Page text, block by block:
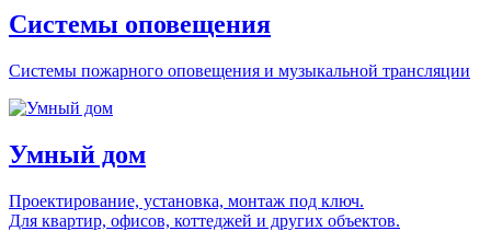
Системы оповещения
Системы пожарного оповещения и музыкальной трансляции
Умный дом
Проектирование, установка, монтаж под ключ.
Для квартир, офисов, коттеджей и других объектов.